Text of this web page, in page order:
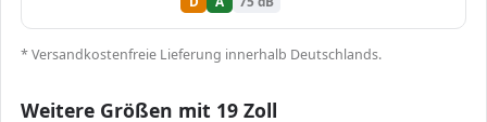
* Versandkostenfreie Lieferung innerhalb Deutschlands.
Weitere Größen mit 19 Zoll